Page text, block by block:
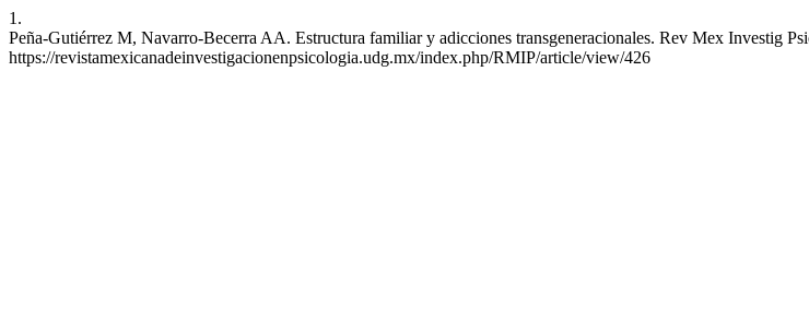
1.
Peña-Gutiérrez M, Navarro-Becerra AA. Estructura familiar y adicciones transgeneracionales. Rev Mex Investig
https://revistamexicanadeinvestigacionenpsicologia.udg.mx/index.php/RMIP/article/view/426